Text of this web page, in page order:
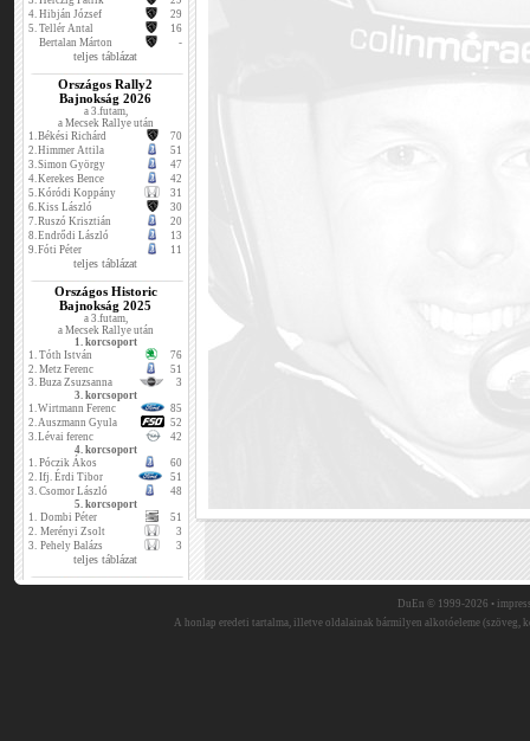
4. Hibján József
29
5. Tellér Antal
16
Bertalan Márton
-
teljes táblázat
Országos Rally2
Bajnokság 2026
a 3.futam,
a Mecsek Rallye után
1.Békési Richárd
70
2.Himmer Attila
51
3.Simon György
47
4.Kerekes Bence
42
5.Kóródi Koppány
31
6.Kiss László
30
7.Ruszó Krisztián
20
8.Endrődi László
13
9.Fóti Péter 11
teljes táblázat
Országos Historic
Bajnokság 2025
a 3.futam,
a Mecsek Rallye után
1. korcsoport
1. Tóth István
76
2. Metz Ferenc
51
3. Buza Zsuzsanna
3
3. korcsoport
1.Wirtmann Ferenc
85
2.Auszmann Gyula
52
3.Lévai ferenc
42
4. korcsoport
1. Póczik Ákos
60
2. Ifj. Érdi Tibor
51
3. Csomor László
48
5. korcsoport
1. Dombi Péter
51
2. Merényi Zsolt
3
3. Pehely Balázs 3
teljes táblázat
DuEn © 1999-2026 •
A honlap eredeti tartalma, illetve oldalainak bármilyen alkotóeleme (szöveg,